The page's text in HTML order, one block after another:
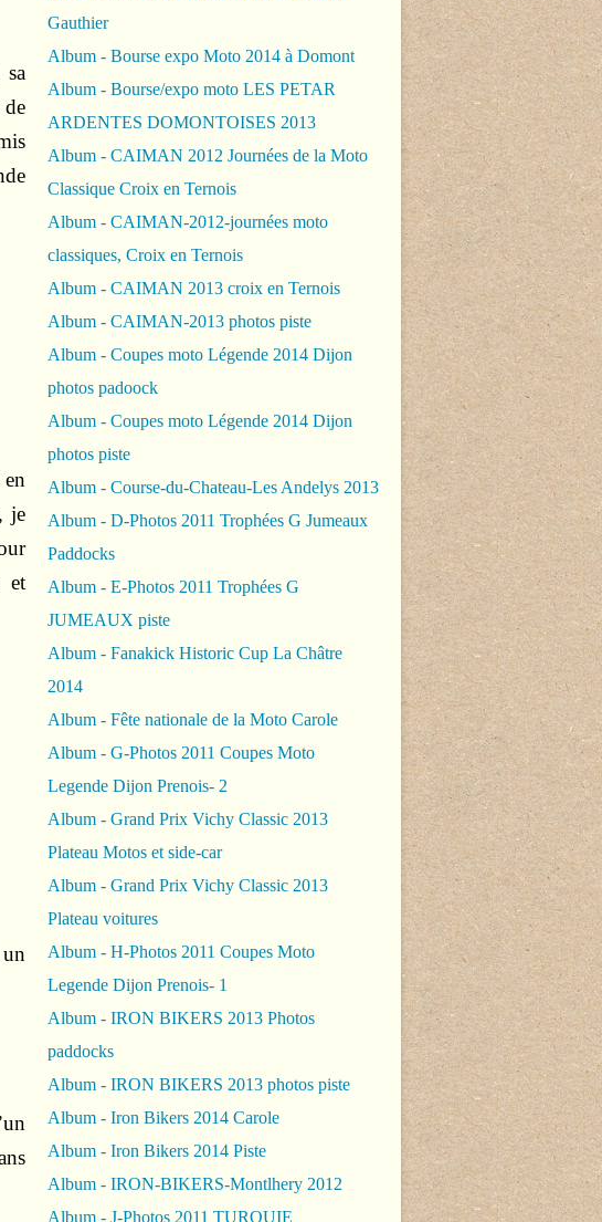
sa
je
et
Gauthier
Album - Bourse expo Moto 2014 à Domont
Album - Bourse/expo moto LES PETAR
ARDENTES DOMONTOISES 2013
Album - CAIMAN 2012 Journées de la Moto
Classique Croix en Ternois
Album - CAIMAN-2012-journées moto
classiques, Croix en Ternois
Album - CAIMAN 2013 croix en Ternois
Album - CAIMAN-2013 photos piste
Album - Coupes moto Légende 2014 Dijon
photos padoock
Album - Coupes moto Légende 2014 Dijon
photos piste
Album - Course-du-Chateau-Les Andelys 2013
Album - D-Photos 2011 Trophées G Jumeaux
Paddocks
Album - E-Photos 2011 Trophées G
JUMEAUX piste
Album - Fanakick Historic Cup La Châtre
2014
Album - Fête nationale de la Moto Carole
Album - G-Photos 2011 Coupes Moto
Legende Dijon Prenois- 2
Album - Grand Prix Vichy Classic 2013
Plateau Motos et side-car
Album - Grand Prix Vichy Classic 2013
Plateau voitures
Album - H-Photos 2011 Coupes Moto
Legende Dijon Prenois- 1
Album - IRON BIKERS 2013 Photos
paddocks
Album - IRON BIKERS 2013 photos piste
Album - Iron Bikers 2014 Carole
Album - Iron Bikers 2014 Piste
Album - IRON-BIKERS-Montlhery 2012
Album - J-Photos 2011 TURQUIE